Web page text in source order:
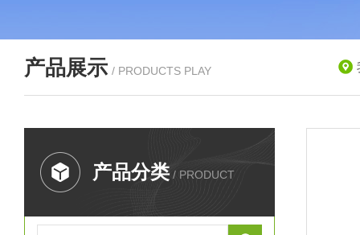
产品展示 / PRODUCTS PLAY
产品分类 / PRODUCT